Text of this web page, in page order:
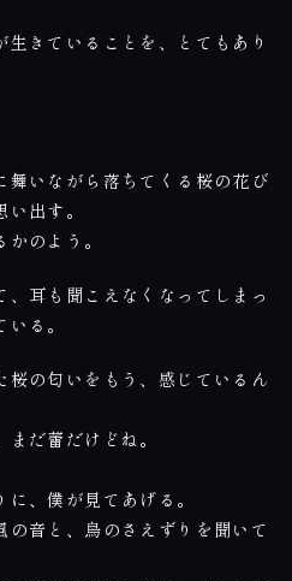
きていることを、とてもあり
舞いながら落ちてくる桜の花び
い出す。
かのよう。
、耳も聞こえなくなってしまっ
いる。
桜の匂いをもう、感じているん
まだ蕾だけどね。
、僕が見てあげる。
の音と、鳥のさえずりを聞いて